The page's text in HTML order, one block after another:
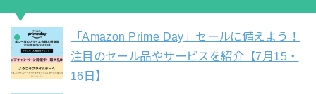
「Amazon Prime Day」セールに備えよう！
注目のセール品やサービスを紹介【7月15・
16日】